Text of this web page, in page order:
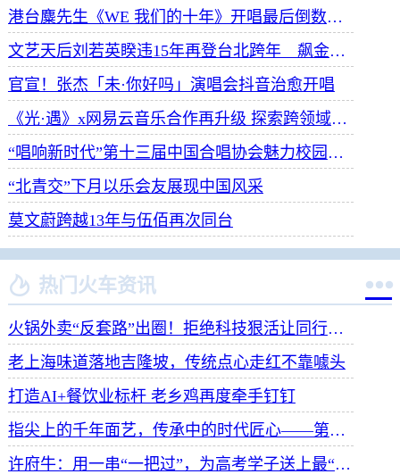
港台麋先生《WE 我们的十年》开唱最后倒数 惊喜释出10周年纪念单曲宠粉
文艺天后刘若英睽违15年再登台北跨年 飙金嗓演唱经典招牌歌掀回忆杀
官宣！张杰「未·你好吗」演唱会抖音治愈开唱
《光·遇》x网易云音乐合作再升级 探索跨领域社交新体验
“唱响新时代”第十三届中国合唱协会魅力校园合唱展演开幕
“北青交”下月以乐会友展现中国风采
莫文蔚跨越13年与伍佰再次同台
 热门火车资讯 
火锅外卖“反套路”出圈！拒绝科技狠活让同行颤抖
老上海味道落地吉隆坡，传统点心走红不靠噱头
打造AI+餐饮业标杆 老乡鸡再度牵手钉钉
指尖上的千年面艺，传承中的时代匠心——第八届“安琪酵母杯”中华发酵面食大赛武汉赛区开赛
许府牛：用一串“一把过”，为高考学子送上最“牛”祝福